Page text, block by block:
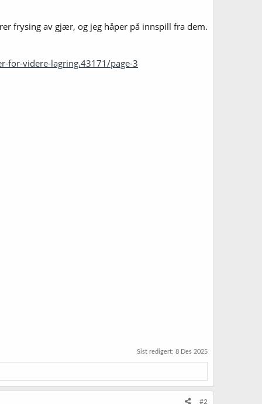
frysing av gjær, og jeg håper på innspill fra dem.
for-videre-lagring.43171/page-3
Sist redigert: 8 Des 2025
#2